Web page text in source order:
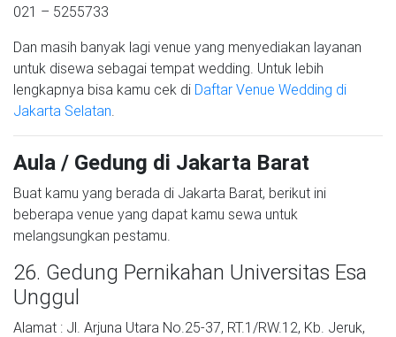
021 – 5255733
Dan masih banyak lagi venue yang menyediakan layanan
untuk disewa sebagai tempat wedding. Untuk lebih
lengkapnya bisa kamu cek di Daftar Venue Wedding di
Jakarta Selatan
Aula / Gedung di Jakarta Barat
Buat kamu yang berada di Jakarta Barat, berikut ini
beberapa venue yang dapat kamu sewa untuk
melangsungkan pestamu.
26. Gedung Pernikahan Universitas Esa
Unggul
Alamat : Jl. Arjuna Utara No.25-37, RT.1/RW.12, Kb. Jeruk,